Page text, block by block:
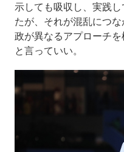
示しても吸収し、実践
たが、それが混乱につ
政が異なるアプローチ
と言っていい。